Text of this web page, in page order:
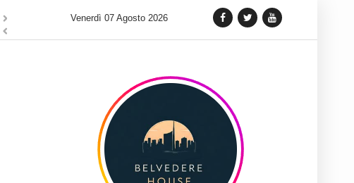
Heuer lancia una variante Limited Edition del Carrera Chronograph in
Venerdì 07 Agosto 2026